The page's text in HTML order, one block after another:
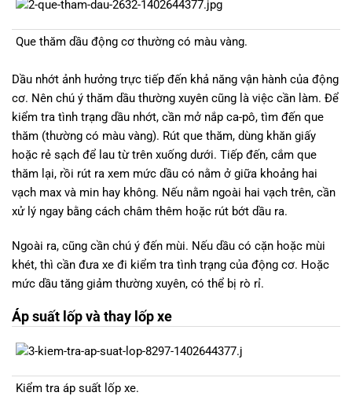
Que thăm dầu động cơ thường có màu vàng.
Dầu nhớt ảnh hưởng trực tiếp đến khả năng vận hành của động
cơ. Nên chú ý thăm dầu thường xuyên cũng là việc cần làm. Để
kiểm tra tình trạng dầu nhớt, cần mở nắp ca-pô, tìm đến que
thăm (thường có màu vàng). Rút que thăm, dùng khăn giấy
hoặc rẻ sạch để lau từ trên xuống dưới. Tiếp đến, cắm que
thăm lại, rồi rút ra xem mức dầu có nằm ở giữa khoảng hai
vạch max và min hay không. Nếu nằm ngoài hai vạch trên, cần
xử lý ngay bằng cách châm thêm hoặc rút bớt dầu ra.
Ngoài ra, cũng cần chú ý đến mùi. Nếu dầu có cặn hoặc mùi
khét, thì cần đưa xe đi kiểm tra tình trạng của động cơ. Hoặc
mức dầu tăng giảm thường xuyên, có thể bị rò rỉ.
Áp suất lốp và thay lốp xe
Kiểm tra áp suất lốp xe.